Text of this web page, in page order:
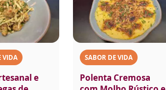
VIDA
e
SABOR DE VIDA
Polenta Cremosa